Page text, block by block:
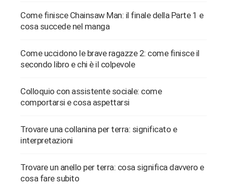
Come finisce Chainsaw Man: il finale della Parte 1 e
cosa succede nel manga
Come uccidono le brave ragazze 2: come finisce il
secondo libro e chi è il colpevole
Colloquio con assistente sociale: come
comportarsi e cosa aspettarsi
Trovare una collanina per terra: significato e
interpretazioni
Trovare un anello per terra: cosa significa davvero e
cosa fare subito